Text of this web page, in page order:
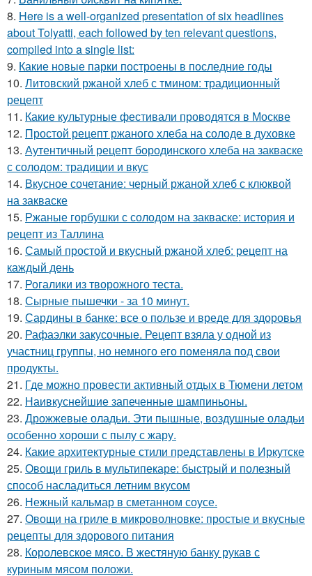
8. Here is a well-organized presentation of six headlines
about Tolyatti, each followed by ten relevant questions,
compiled into a single list:
9. Какие новые парки построены в последние годы
10. Литовский ржаной хлеб с тмином: традиционный
рецепт
11. Какие культурные фестивали проводятся в Москве
12. Простой рецепт ржаного хлеба на солоде в духовке
13. Аутентичный рецепт бородинского хлеба на закваске
с солодом: традиции и вкус
14. Вкусное сочетание: черный ржаной хлеб с клюквой
на закваске
15. Ржаные горбушки с солодом на закваске: история и
рецепт из Таллина
16. Самый простой и вкусный ржаной хлеб: рецепт на
каждый день
17. Рогалики из творожного теста.
18. Сырные пышечки - за 10 минут.
19. Сардины в банке: все о пользе и вреде для здоровья
20. Рафаэлки закусочные. Рецепт взяла у одной из
участниц группы, но немного его поменяла под свои
продукты.
21. Где можно провести активный отдых в Тюмени летом
22. Наивкуснейшие запеченные шампиньоны.
23. Дрожжевые оладьи. Эти пышные, воздушные оладьи
особенно хороши с пылу с жару.
24. Какие архитектурные стили представлены в Иркутске
25. Овощи гриль в мультипекаре: быстрый и полезный
способ насладиться летним вкусом
26. Нежный кальмар в сметанном соусе.
27. Овощи на гриле в микроволновке: простые и вкусные
рецепты для здорового питания
28. Королевское мясо. В жестяную банку рукав с
куриным мясом положи.